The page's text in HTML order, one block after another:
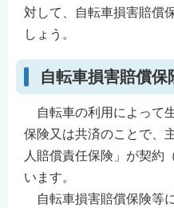
対して、自転車損害賠償
しょう。
自転車損害賠償保
自転車の利用によって
保険又は共済のことで、
人賠償責任保険」が契約
います。
自転車損害賠償保険等